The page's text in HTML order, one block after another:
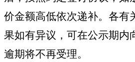
价金额高低依次递补。 各有
果如有异议，可在公示期内
逾期将不再受理。